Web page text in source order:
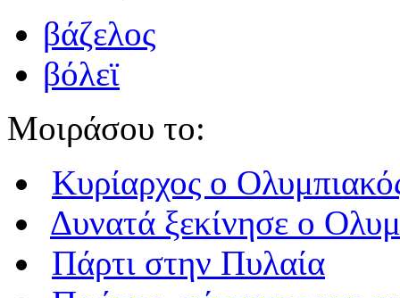
βάζελος
βόλεϊ
Μοιράσου το:
Κυρίαρχος o
Δυνατά ξεκίνησε ο
Πάρτι στην Πυλαία